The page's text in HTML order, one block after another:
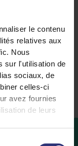
le contenu
relatives aux
Nous
sur l'utilisation de
sociaux, de
celles-ci
avez fournies
de leurs